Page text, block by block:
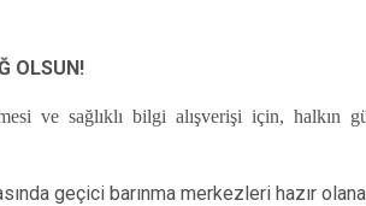
OLSUN!
ve sağlıklı bilgi alışverişi için, halkın
geçici barınma merkezleri hazır